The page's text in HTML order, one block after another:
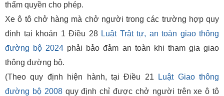
thẩm quyền cho phép.
Xe ô tô chở hàng mà chở người trong các trường hợp quy
định tại khoản 1 Điều 28 Luật Trật tự, an toàn giao thông
đường bộ 2024 phải bảo đảm an toàn khi tham gia giao
thông đường bộ.
(Theo quy định hiện hành, tại Điều 21
Luật Giao thông
đường bộ 2008quy định chỉ được chở người trên xe ô tô